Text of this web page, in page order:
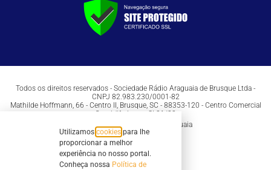
Todos os direitos reservados - Sociedade Rádio Araguaia de Brusque Ltda -
CNPJ 82.983.230/0001-82
Mathilde Hoffmann, 66 - Centro II, Brusque, SC - 88353-120 - Centro Comercial
Geschäftshaus - Sl 21/22
Copyright © 2026 | Rádio Araguaia
Utilizamos cookies para lhe
proporcionar a melhor
experiência no nosso portal.
Conheça nossa Política de